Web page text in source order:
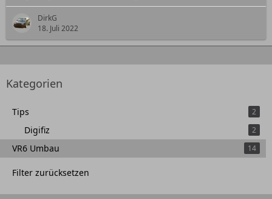
DirkG
18. Juli 2022
Kategorien
Tips 2
Digifiz 2
VR6 Umbau 14
Filter zurücksetzen